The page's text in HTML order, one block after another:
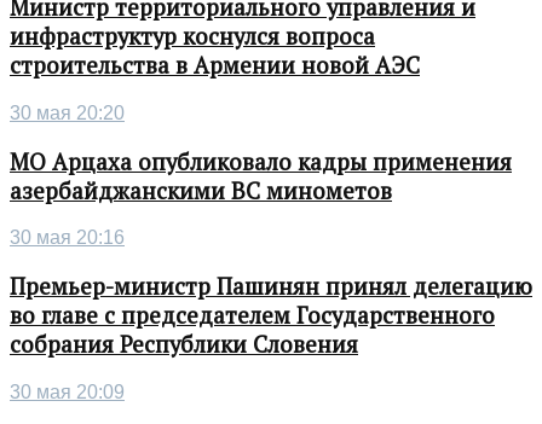
Министр территориального управления и
инфраструктур коснулся вопроса
строительства в Армении новой АЭС
30 мая 20:20
МО Арцаха опубликовало кадры применения
азербайджанскими ВС минометов
30 мая 20:16
Премьер-министр Пашинян принял делегацию
во главе с председателем Государственного
собрания Республики Словения
30 мая 20:09